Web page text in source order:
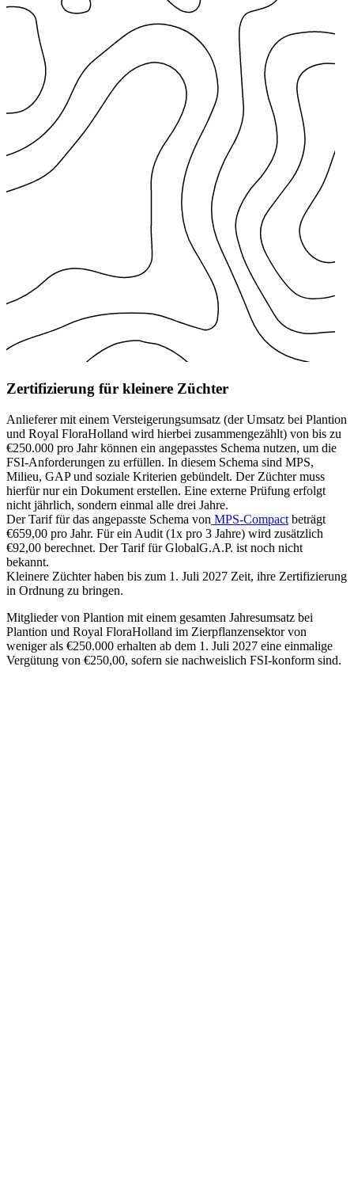
Zertifizierung für kleinere Züchter
Anlieferer mit einem Versteigerungsumsatz (der Umsatz bei Plantion
und Royal FloraHolland wird hierbei zusammengezählt) von bis zu
€250.000 pro Jahr können ein angepasstes Schema nutzen, um die
FSI-Anforderungen zu erfüllen. In diesem Schema sind MPS,
Milieu, GAP und soziale Kriterien gebündelt. Der Züchter muss
hierfür nur ein Dokument erstellen. Eine externe Prüfung erfolgt
nicht jährlich, sondern einmal alle drei Jahre.
Der Tarif für das angepasste Schema von MPS-Compact beträgt
€659,00 pro Jahr. Für ein Audit (1x pro 3 Jahre) wird zusätzlich
€92,00 berechnet. Der Tarif für GlobalG.A.P. ist noch nicht
bekannt.
Kleinere Züchter haben bis zum 1. Juli 2027 Zeit, ihre Zertifizierung
in Ordnung zu bringen.
Mitglieder von Plantion mit einem gesamten Jahresumsatz bei
Plantion und Royal FloraHolland im Zierpflanzensektor von
weniger als €250.000 erhalten ab dem 1. Juli 2027 eine einmalige
Vergütung von €250,00, sofern sie nachweislich FSI-konform sind.